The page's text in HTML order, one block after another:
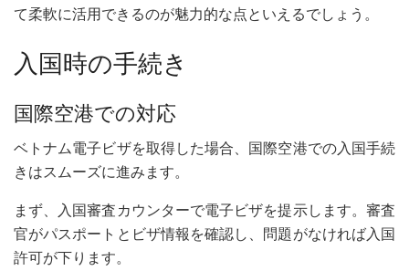
て柔軟に活用できるのが魅力的な点といえるでしょう。
入国時の手続き
国際空港での対応
ベトナム電子ビザを取得した場合、国際空港での入国手続
きはスムーズに進みます。
まず、入国審査カウンターで電子ビザを提示します。審査
官がパスポートとビザ情報を確認し、問題がなければ入国
許可が下ります。